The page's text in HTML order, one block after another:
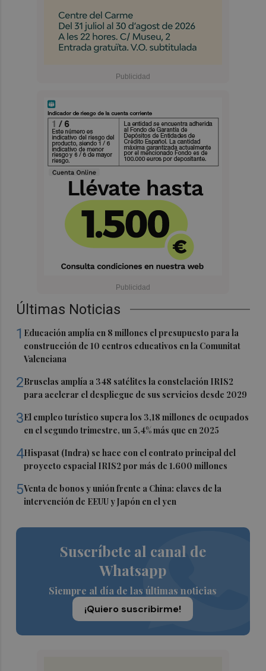
Últimas Noticias
1 Educación amplía en 8 millones el presupuesto para la
construcción de 10 centros educativos en la Comunitat
Valenciana
2Bruselas amplía a 348 satélites la constelación IRIS2
para acelerar el despliegue de sus servicios desde 2029
3El empleo turístico supera los 3,18 millones de ocupados
en el segundo trimestre, un 5,4% más que en 2025
4Hispasat (Indra) se hace con el contrato principal del
proyecto espacial IRIS2 por más de 1.600 millones
5Venta de bonos y unión frente a China: claves de la
intervención de EEUU y Japón en el yen
Suscríbete al canal de
Whatsapp
Siempre al día de las últimas noticias
¡Quiero suscribirme!